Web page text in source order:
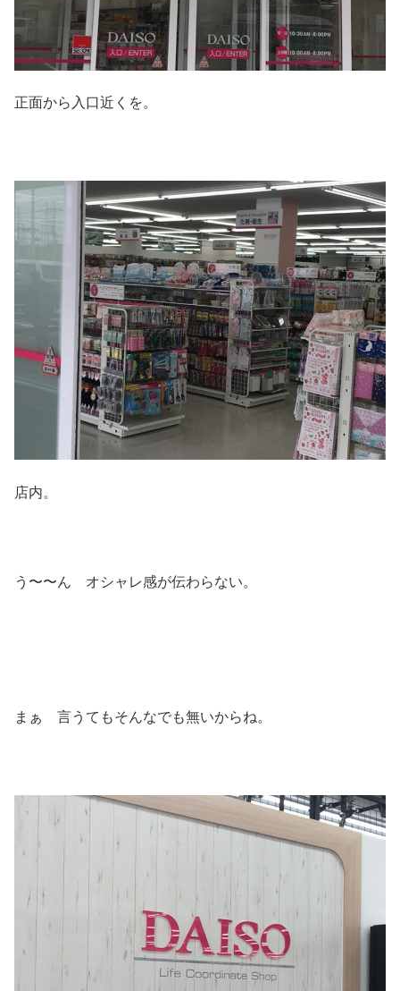
正面から入口近くを。
店内。
う〜〜ん オシャレ感が伝わらない。
まぁ 言うてもそんなでも無いからね。